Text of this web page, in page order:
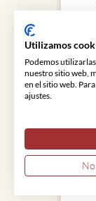
Utilizamos
Podemos
nuestro sitio web,
en el sitio web.
ajustes.